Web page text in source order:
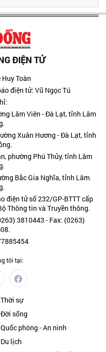
ĐIỆN TỬ
Toàn
điện tử: Vũ Ngọc Tú
Lâm Viên - Đà Lạt, tỉnh Lâm
Xuân Hương - Đà Lạt, tỉnh
phường Phú Thủy, tỉnh Lâm
Bắc Gia Nghĩa, tỉnh Lâm
điện tử số 232/GP-BTTT cấp
Thông tin và Truyền thông.
3810443 - Fax: (0263)
tôi tại:
Thời sự
Đời sống
Quốc phòng - An ninh
Du lịch